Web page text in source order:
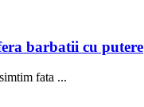
barbatii cu putere
fata ...